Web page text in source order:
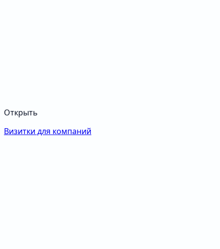
Открыть
Визитки для компаний